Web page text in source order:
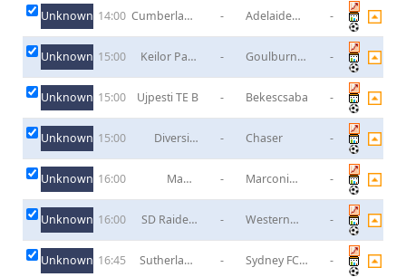
Unknown 14:00 Cumberland
Reserves
-
Adelaide
Reserve
-
Unknown 15:00
Keilor Park
-
Goulburn
-
Unknown 15:00 Ujpesti TE B - Bekescsaba -
Unknown 15:00
Diversity
- Chaser -
Unknown 16:00
Manly
-
Marconi
-
Unknown 16:00
SD Raiders
-
Western
Wanderers
U20
-
Unknown 16:45
Sutherland
-
Sydney FC
-